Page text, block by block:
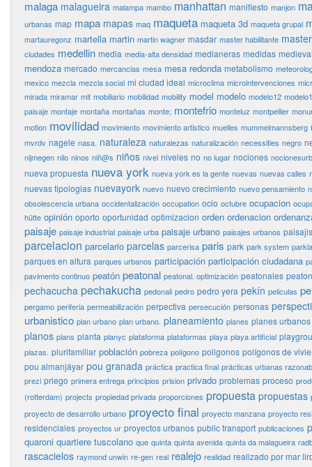
malaga malagueira malampa mambo manhattan manifiesto manjon
urbanas map mapa mapas maq maqueta maqueta 3d maqueta grupal
martauregonz martella martin martin wagner masdar master habilitante
ciudades medellin media media-alta densidad medianeras medidas
mendoza mercado mercancias mesa mesa redonda metabolismo
mexico mezcla mezcla social mi ciudad ideal microclima microintervenciones
mirada miramar mit mobiliario mobilidad mobility model modelo modelo12
paisaje montaje montaña montañas monte; montefrio monteluz montpellier
motion movilidad movimiento movimiento artistico muelles mummelmannsberg
mvrdv nagele nasa. naturaleza naturalezas naturalización necessities negro
nijmegen nilo ninos niñ@s niños nivel niveles no no lugar nociones
nueva propuesta nueva york nueva york es la gente nuevas nuevas calles
nuevas tipologias nuevayork nuevo nuevo crecimiento nuevo pensamiento
obsolescencia urbana occidentalización occupation ocio octubre ocupacion
hütte opinión oporto oportunidad optimizacion orden ordenacion
paisaje paisaje industrial paisaje urba paisaje urbano paisajes urbanos
parcelacion parcelario parcelas parcerisa paris park park system
parques en altura parques urbanos participación participación ciudadana
pavimento continuo peatón peatonal peatonal. optimización peatonales
pechacucha pechakucha pedonali pedro pedro yera pekín peliculas
pergamo periferia permeabilización perpectiva persecución personas
urbanistico plan urbano plan urbano. planeamiento planes planes urbanos
planos plans planta planyc plataforma plataformas playa playa artificial
plazas. plurifamiliar población pobreza polígono poligonos polígonos de
pou almanjáyar pou granada práctica practica final prácticas urbanas
prezi priego primera entrega principios prision privado problemas proceso
(rotterdam) projects propiedad privada proporciones propuesta propuestas
proyecto de desarrollo urbano proyecto final proyecto manzana proyecto
residenciales proyectos ur proyectos urbanos public transport publicaciones
quaroni quartiere tuscolano que quinta quinta avenida quinta da malagueira
rascacielos raymond unwin re-gen real realejo realidad realizado por mar